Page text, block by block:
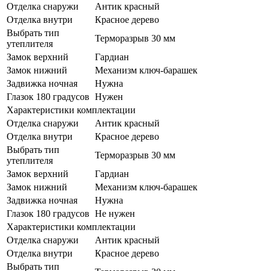
Отделка снаружи
Антик красный
Отделка внутри
Красное дерево
Выбрать тип
утеплителя
Терморазрыв 30 мм
Замок верхний
Гардиан
Замок нижний
Механизм ключ-барашек
Задвижка ночная
Нужна
Глазок 180 градусов Нужен
Характеристики комплектации
Отделка снаружи
Антик красный
Отделка внутри
Красное дерево
Выбрать тип
утеплителя
Терморазрыв 30 мм
Замок верхний
Гардиан
Замок нижний
Механизм ключ-барашек
Задвижка ночная
Нужна
Глазок 180 градусов Не нужен
Характеристики комплектации
Отделка снаружи
Антик красный
Отделка внутри
Красное дерево
Выбрать тип